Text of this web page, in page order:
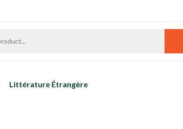
Littérature Étrangère